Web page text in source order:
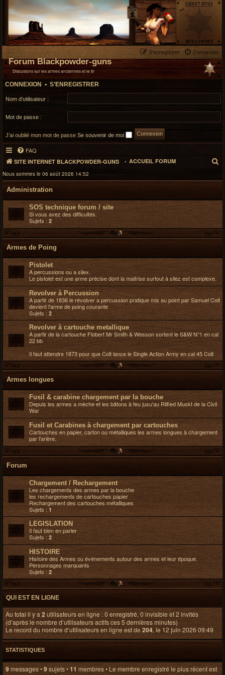
Connexion
S’enregistrer
Forum Blackpowder-guns
Discusions sur les armes anciennes et le tir
CONNEXION • S’ENREGISTRER
Nom d’utilisateur :
Mot de passe :
J’ai oublié mon mot de passe Se souvenir de moi
FAQ
SITE INTERNET BLACKPOWDER-GUNS ACCUEIL FORUM
c
e
h
e
Nous sommes le 06 août 2026 14:52
Administration
SOS technique forum / site
Si vous avez des difficultés.
Sujets : 2
Armes de Poing
Pistolet
A percussions ou a silex.
Le pistolet est une arme précise dont la maitrise surtout à silez est complexe.
Revolver à Percussion
A partir de 1836 le révolver a percussion pratique mis au point par Samuel Colt
devient l'arme de poing courante
Sujets : 2
Revolver à cartouche metallique
A partir de la cartouche Flobert Mr Smith & Wesson sortent le S&W N°1 en cal
22 bb
Il faut attendre 1873 pour que Colt lance le Single Action Army en cal 45 Colt
Armes longues
Fusil & carabine chargement par la bouche
Depuis les armes a mèche et les bâtons à feu jusu'au Rilfled Muskt de la Civil
War
Fusil et Carabines à chargement par cartouches
Cartouches en papier, carton ou métalliques les armes longues à chargement
par l'arière.
Forum
Chargement / Rechargement
Les chargements des armes par la bouche
les rechargements de cartouches papier
Rechargement des cartouches métalliques
Sujets : 1
LEGISLATION
Il faut bien en parler
Sujets : 2
HISTOIRE
Histoire des Armes ou événements autour des armes et leur époque.
Personnages marquants
Sujets : 2
QUI EST EN LIGNE
Au total il y a 2utilisateurs en ligne : 0 enregistré, 0 invisible et 2 invités
(d’après le nombre d’utilisateurs actifs ces 5 dernières minutes)
Le record du nombre d’utilisateurs en ligne est de204, le 12 juin 2026 09:49
STATISTIQUES
9messages •9sujets •11 membres • Le membre enregistré le plus récent est